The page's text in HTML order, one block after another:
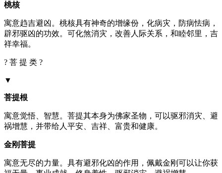
桃核
寓意趋吉避凶。桃核具有神奇的增缘份，化病灾，防病怯病，
辟邪驱凶的功效。可化煞消灾，改善人际关系，和睦邻里，吉
祥幸福。
? 菩 提 类 ?
▼
菩提根
寓意觉悟、智慧。菩提其本身为佛家圣物，可以驱邪消灾、避
祸增慧，并带给人平安、吉祥、富贵和健康。
金刚菩提
寓意无尽的力量。具有避邪化凶的作用，佩戴金刚可以让你获